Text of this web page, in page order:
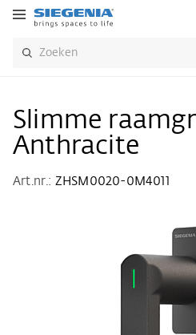
Slimme
Anthracite
Art.nr.: ZHSM0020-0M4011